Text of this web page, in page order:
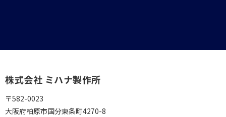
株式会社 ミハナ製作所
〒582-0023
大阪府柏原市国分東条町4270-8